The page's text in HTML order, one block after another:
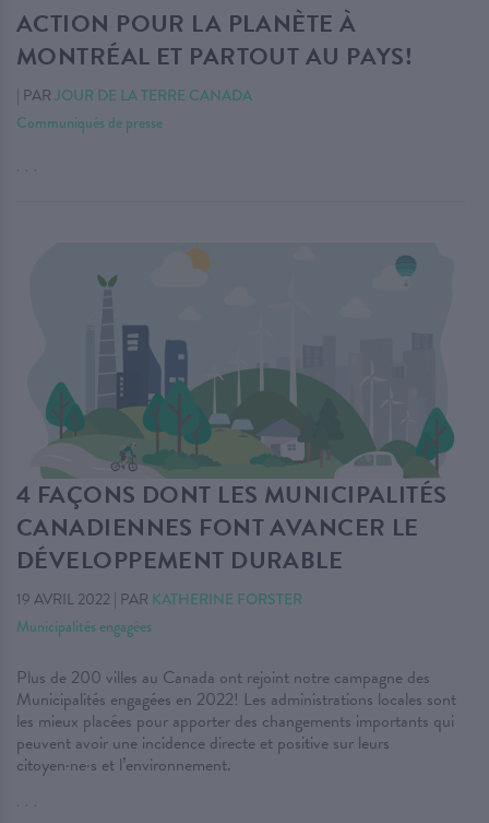
ACTION POUR LA PLANÈTE À
MONTRÉAL ET PARTOUT AU PAYS!
| PAR JOUR DE LA TERRE CANADA
Communiqués de presse
. . .
4 FAÇONS DONT LES MUNICIPALITÉS
CANADIENNES FONT AVANCER LE
DÉVELOPPEMENT DURABLE
19 AVRIL 2022 | PAR KATHERINE FORSTER
Municipalités engagées
Plus de 200 villes au Canada ont rejoint notre campagne des
Municipalités engagées en 2022! Les administrations locales sont
les mieux placées pour apporter des changements importants qui
peuvent avoir une incidence directe et positive sur leurs
citoyen·ne·s et l’environnement.
. . .